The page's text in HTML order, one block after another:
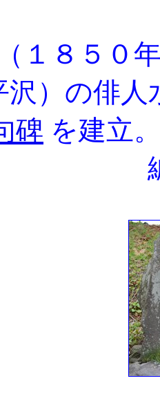
１８５０
沢）の俳
碑 を建立